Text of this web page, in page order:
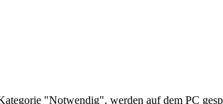
"Notwendig", werden auf dem PC